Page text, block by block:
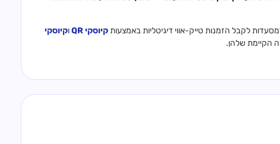
לקבל הזמנות טייק-אווי דיגיטליות באמצעותקיוסקי QR וקיוסקי
הקיימת שלהן.